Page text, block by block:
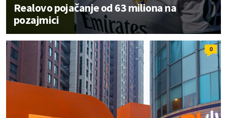
Realovo pojačanje od 63 miliona na
pozajmici
0